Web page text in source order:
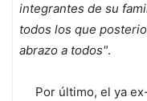
integrantes de su
todos los que
abrazo a todos".
Por último, el ya